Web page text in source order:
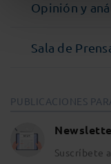
Opinión y
Sala de
PUBLICACIONES
Suscríbete